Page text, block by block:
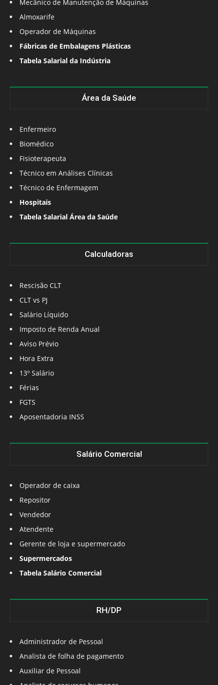
Mecânico de Manutenção de Máquinas
Almoxarife
Operador de Máquinas
Fábricas de Embalagens Plásticas
Tabela Salarial da Indústria
Área da Saúde
Enfermeiro
Biomédico
Fisioterapeuta
Técnico em Análises Clínicas
Técnico de Enfermagem
Hospitais
Tabela Salarial Área da Saúde
Calculadoras
Rescisão CLT
CLT vs PJ
Salário Líquido
Imposto de Renda Anual
Aviso Prévio
Hora Extra
13º Salário
Férias
FGTS
Aposentadoria INSS
Salário Comercial
Operador de caixa
Repositor
Vendedor
Atendente
Gerente de loja e supermercado
Supermercados
Tabela Salário Comercial
RH/DP
Administrador de Pessoal
Analista de folha de pagamento
Auxiliar de Pessoal